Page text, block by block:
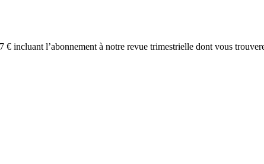
incluant l’abonnement à notre revue trimestrielle dont vous